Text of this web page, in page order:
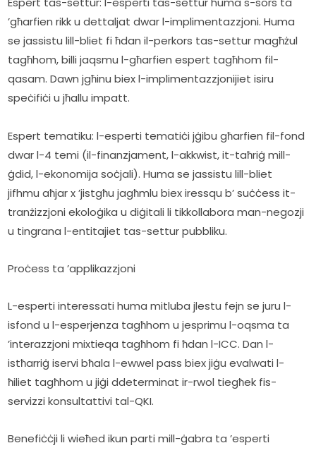
’għarfien rikk u dettaljat dwar l-implimentazzjoni. Huma
se jassistu lill-bliet fi ħdan il-perkors tas-settur magħżul
tagħhom, billi jaqsmu l-għarfien espert tagħhom fil-
qasam. Dawn jgħinu biex l-implimentazzjonijiet isiru
speċifiċi u jħallu impatt.
Espert tematiku: l-esperti tematiċi jġibu għarfien fil-fond
dwar l-4 temi (il-finanzjament, l-akkwist, it-taħriġ mill-
ġdid, l-ekonomija soċjali). Huma se jassistu lill-bliet
jifhmu aħjar x ’jistgħu jagħmlu biex iressqu b’ suċċess it-
tranżizzjoni ekoloġika u diġitali li tikkollabora man-negozji
u tingrana l-entitajiet tas-settur pubbliku.
Proċess ta ’applikazzjoni
L-esperti interessati huma mitluba jlestu fejn se juru l-
isfond u l-esperjenza tagħhom u jesprimu l-oqsma ta
’interazzjoni mixtieqa tagħhom fi ħdan l-ICC. Dan l-
istħarriġ iservi bħala l-ewwel pass biex jiġu evalwati l-
ħiliet tagħhom u jiġi ddeterminat ir-rwol tiegħek fis-
servizzi konsultattivi tal-QKI.
Benefiċċji li wieħed ikun parti mill-ġabra ta ’esperti